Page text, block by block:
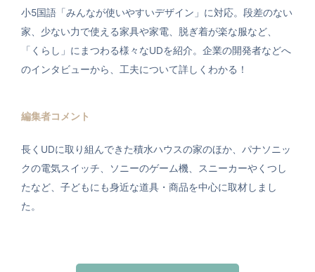
小5国語「みんなが使いやすいデザイン」に対応。段差のない
家、少ない力で使える家具や家電、脱ぎ着が楽な服など、
「くらし」にまつわる様々なUDを紹介。企業の開発者などへ
のインタビューから、工夫について詳しくわかる！
編集者コメント
長くUDに取り組んできた積水ハウスの家のほか、パナソニッ
クの電気スイッチ、ソニーのゲーム機、スニーカーやくつし
たなど、子どもにも身近な道具・商品を中心に取材しまし
た。